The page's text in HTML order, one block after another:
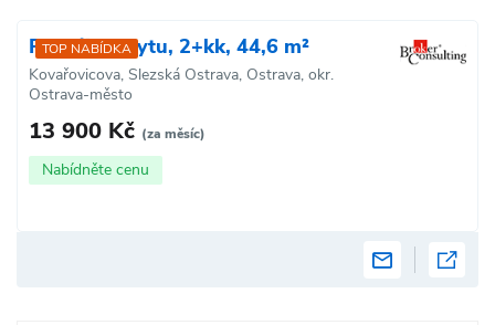
TOP NABÍDKA
Pronájem bytu, 2+kk, 44,6 m²
Kovařovicova, Slezská Ostrava, Ostrava, okr.
Ostrava-město
13 900 Kč (za měsíc)
Nabídněte cenu